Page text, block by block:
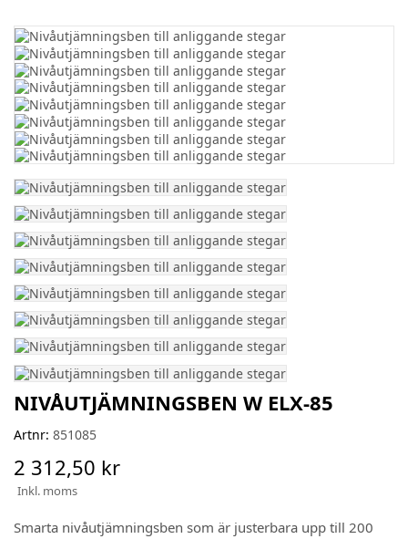
NIVÅUTJÄMNINGSBEN W ELX-85
Artnr: 851085
2 312,50 kr
Inkl. moms
Smarta nivåutjämningsben som är justerbara upp till 200